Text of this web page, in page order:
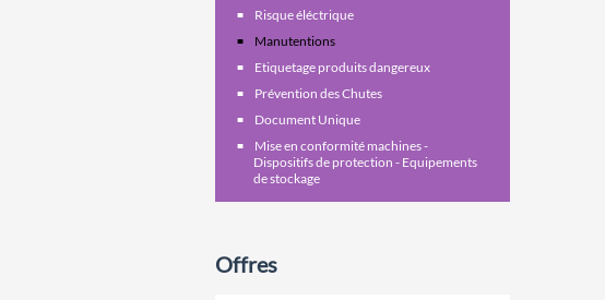
Risque éléctrique
Manutentions
Etiquetage produits dangereux
Prévention des Chutes
Document Unique
Mise en conformité machines -
Dispositifs de protection - Equipements
de stockage
Offres